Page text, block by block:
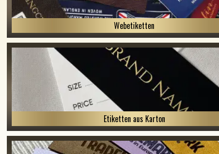
Webetiketten
Etiketten aus Karton